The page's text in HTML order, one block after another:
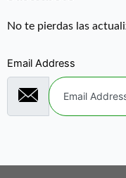
No te pierdas las
Email Address